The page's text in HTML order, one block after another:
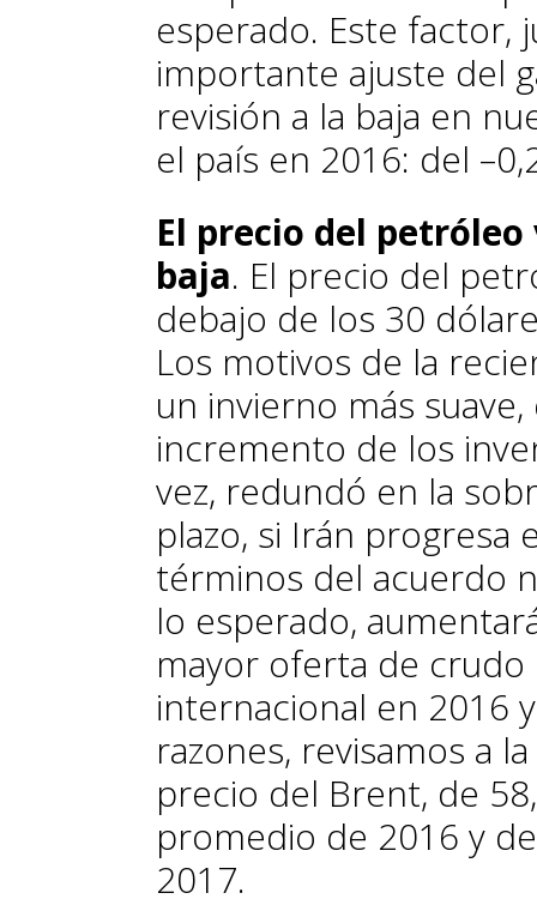
esperado. Este factor,
importante ajuste del
revisión a la baja en
el país en 2016: del
El precio del
baja. El precio del
debajo de los 30
Los motivos de la
un invierno más
incremento de los
vez, redundó en la
plazo, si Irán
términos del acuerdo
lo esperado,
mayor oferta de
internacional en 2016
razones, revisamos a
precio del Brent, de
promedio de 2016 y
2017.